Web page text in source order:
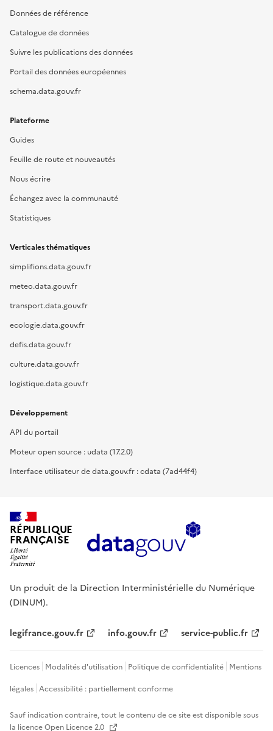
Données de référence
Catalogue de données
Suivre les publications des données
Portail des données européennes
schema.data.gouv.fr
Plateforme
Guides
Feuille de route et nouveautés
Nous écrire
Échangez avec la communauté
Statistiques
Verticales thématiques
simplifions.data.gouv.fr
meteo.data.gouv.fr
transport.data.gouv.fr
ecologie.data.gouv.fr
defis.data.gouv.fr
culture.data.gouv.fr
logistique.data.gouv.fr
Développement
API du portail
Moteur open source : udata (17.2.0)
Interface utilisateur de data.gouv.fr : cdata (7ad44f4)
RÉPUBLIQUE
FRANÇAISE
Un produit de la Direction Interministérielle du Numérique
(DINUM).
legifrance.gouv.fr info.gouv.fr service-public.fr
Licences Modalités d'utilisation Politique de confidentialité Mentions
légales Accessibilité : partiellement conforme
Sauf indication contraire, tout le contenu de ce site est disponible sous
la licenceOpen Licence 2.0